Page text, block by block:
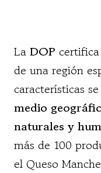
La DOP
de una región
características
medio
naturales y
más de 100
el Queso